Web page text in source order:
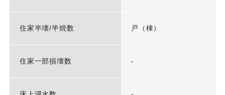
住家半壊/半焼数 戸（棟）
住家一部損壊数 -